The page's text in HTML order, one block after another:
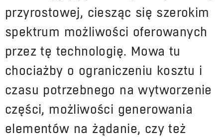
przyrostowej, ciesząc się szerokim
spektrum możliwości oferowanych
przez tę technologię. Mowa tu
chociażby o ograniczeniu kosztu i
czasu potrzebnego na wytworzenie
części, możliwości generowania
elementów na żądanie, czy też